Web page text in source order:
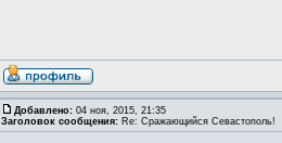
Добавлено: 04 ноя, 2015, 21:35
Заголовок сообщения: Re: Сражающийся Севастополь!